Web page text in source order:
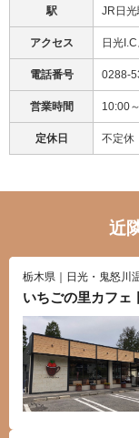
駅 JR日
アクセス 日光
電話番号 0288-
営業時間 10:00
定休日 不定休
近
栃木県｜日光・鬼怒川
いちごの里カフェ